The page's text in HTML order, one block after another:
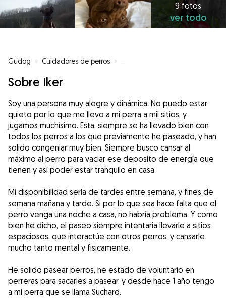
9 fotos
ver todo
Gudog » Cuidadores de perros »
Sobre Iker
Soy una persona muy alegre y dinámica. No puedo estar
quieto por lo que me llevo a mi perra a mil sitios, y
jugamos muchísimo. Esta, siempre se ha llevado bien con
todos los perros a los que previamente he paseado, y han
solido congeniar muy bien. Siempre busco cansar al
máximo al perro para vaciar ese deposito de energía que
tienen y así poder estar tranquilo en casa
Mi disponibilidad sería de tardes entre semana, y fines de
semana mañana y tarde. Si por lo que sea hace falta que el
perro venga una noche a casa, no habría problema. Y como
bien he dicho, el paseo siempre intentaria llevarle a sitios
espaciosos, que interactúe con otros perros, y cansarle
mucho tanto mental y fisicamente.
He solido pasear perros, he estado de voluntario en
perreras para sacarles a pasear, y desde hace 1 año tengo
a mi perra que se llama Suchard.